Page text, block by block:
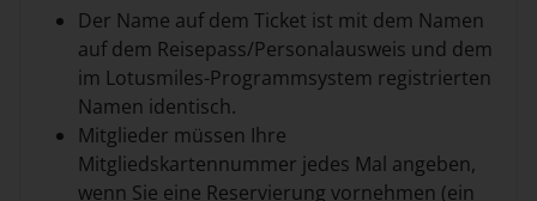
Der Name auf dem Ticket ist mit dem Namen
auf dem Reisepass/Personalausweis und dem
im Lotusmiles-Programmsystem registrierten
Namen identisch.
Mitglieder müssen Ihre
Mitgliedskartennummer jedes Mal angeben,
wenn Sie eine Reservierung vornehmen (ein